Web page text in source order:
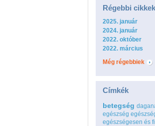
Régebbi cikkek
2025. január
2024. január
2022. október
2022. március
Még régebbiek
Címkék
betegség
egészség
egészségesen és